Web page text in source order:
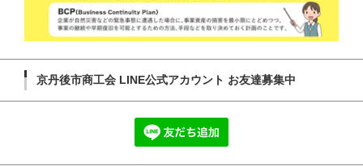
京丹後市商工会 LINE公式アカウント お友達募集中